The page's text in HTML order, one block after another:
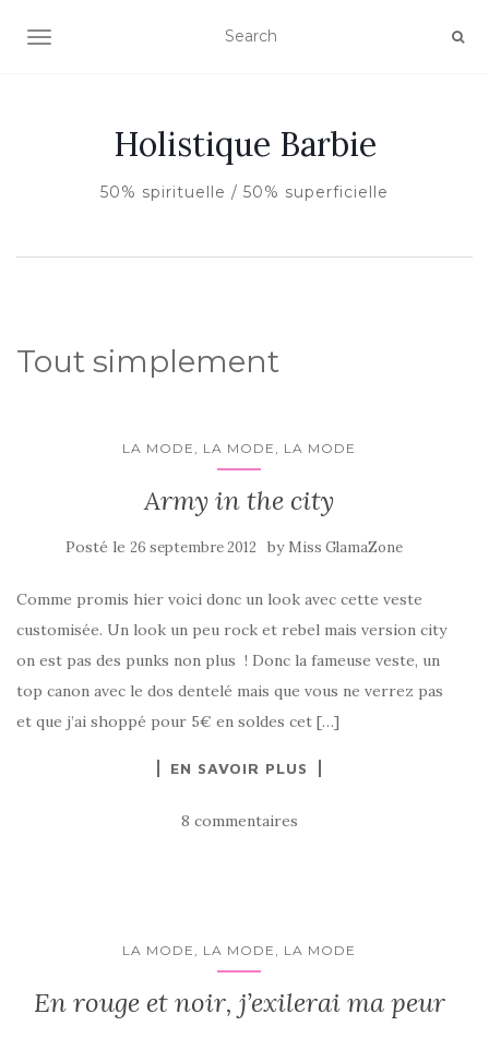
AFFICHER/MASQUER LA NAVIGATION
Holistique Barbie
50% spirituelle / 50% superficielle
Tout simplement
LA MODE, LA MODE, LA MODE
Army in the city
Posté le 26 septembre 2012 by Miss GlamaZone
Comme promis hier voici donc un look avec cette veste
customisée. Un look un peu rock et rebel mais version city
on est pas des punks non plus ! Donc la fameuse veste, un
top canon avec le dos dentelé mais que vous ne verrez pas
et que j’ai shoppé pour 5€ en soldes cet […]
EN SAVOIR PLUS
8 commentaires
LA MODE, LA MODE, LA MODE
En rouge et noir, j’exilerai ma peur